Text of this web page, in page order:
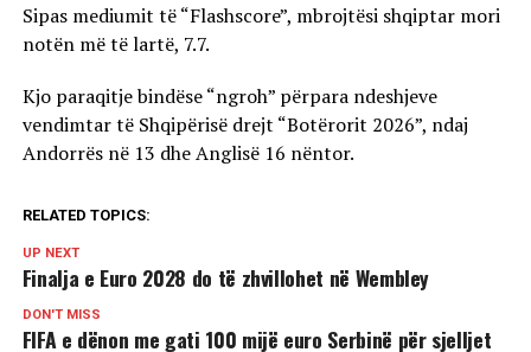
Sipas mediumit të “Flashscore”, mbrojtësi shqiptar mori
notën më të lartë, 7.7.
Kjo paraqitje bindëse “ngroh” përpara ndeshjeve
vendimtar të Shqipërisë drejt “Botërorit 2026”, ndaj
Andorrës në 13 dhe Anglisë 16 nëntor.
RELATED TOPICS:
UP NEXT
Finalja e Euro 2028 do të zhvillohet në Wembley
DON'T MISS
FIFA e dënon me gati 100 mijë euro Serbinë për sjelljet